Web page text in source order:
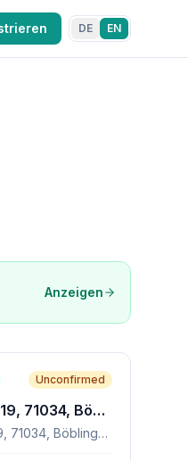
DE EN
Anzeigen
Unconfirmed
Bahnhofstraße 19, 71034, Böblingen
Bahnhofstraße 19, 71034, Böblingen